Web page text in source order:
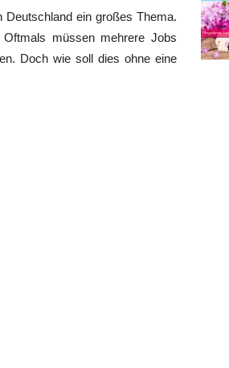
Deutschland ein großes Thema.
müssen mehrere Jobs
Doch wie soll dies ohne eine